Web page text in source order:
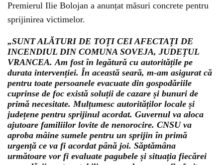
Premierul Ilie Bolojan a anunțat măsuri concrete pentru
sprijinirea victimelor.
„SUNT ALĂTURI DE TOȚI CEI AFECTAȚI DE
INCENDIUL DIN COMUNA SOVEJA, JUDEȚUL
VRANCEA. Am fost în legătură cu autoritățile pe
durata intervenției. În această seară, m-am asigurat că
pentru toate persoanele evacuate din gospodăriile
cuprinse de foc există soluții de cazare și bunuri de
primă necesitate. Mulțumesc autorităților locale și
județene pentru sprijinul acordat. Guvernul va aloca
ajutoare familiilor lovite de nenorocire. CNSU va
aproba mâine sumele pentru un sprijin în primă
urgență ce va fi acordat până joi. Săptămâna
următoare vor fi evaluate pagubele și situația fiecărei